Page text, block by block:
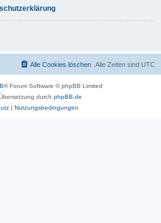
Alle Zeiten sind UTC
Alle Cookies löschen
® Forum Software © phpBB Limited
durch phpBB.de
| Nutzungsbedingungen